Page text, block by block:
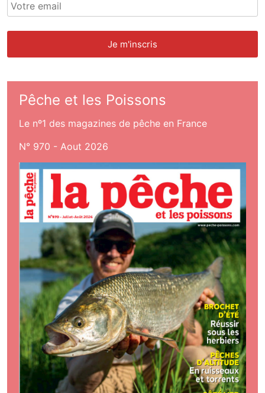
Pêche et les Poissons
Le nº1 des magazines de pêche en France
N° 970 - Aout 2026